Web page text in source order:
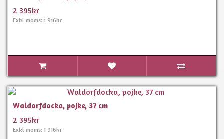
2 395kr
Exkl moms: 1 916kr
Waldorfdocka, pojke, 37 cm
2 395kr
Exkl moms: 1 916kr